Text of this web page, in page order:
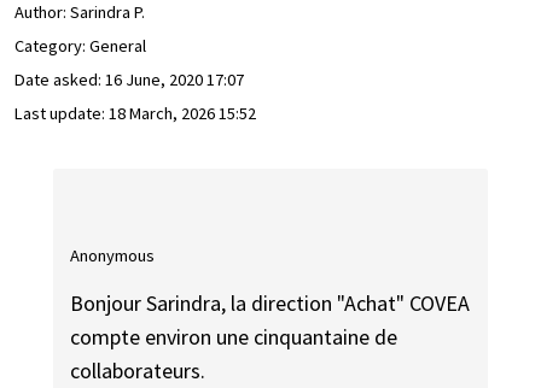
Author: Sarindra P.
Category: General
Date asked: 16 June, 2020 17:07
Last update: 18 March, 2026 15:52
Anonymous
Bonjour Sarindra, la direction "Achat" COVEA
compte environ une cinquantaine de
collaborateurs.